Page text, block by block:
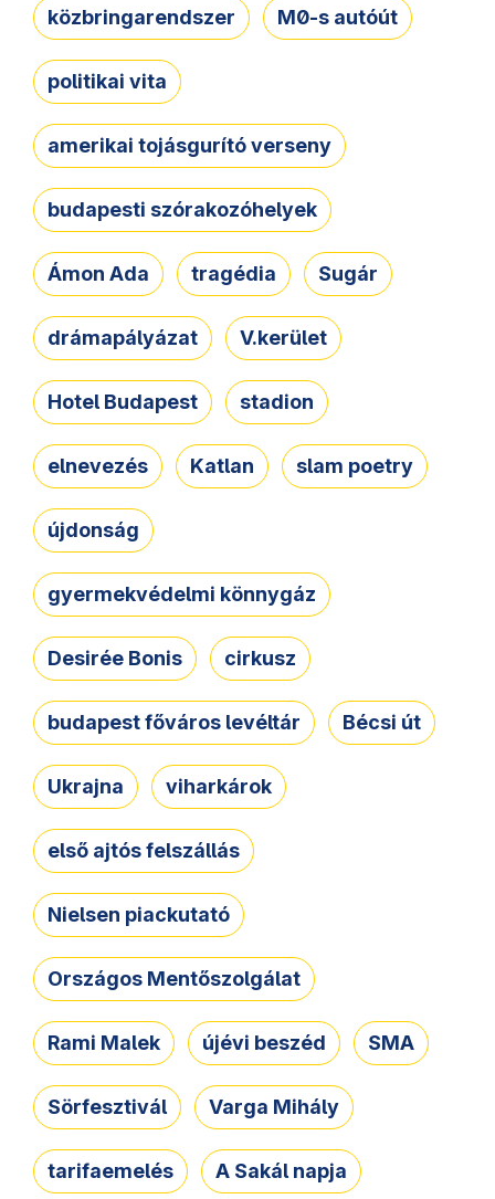
közbringarendszer M0-s autóút
politikai vita
amerikai tojásgurító verseny
budapesti szórakozóhelyek
Ámon Ada tragédia Sugár
drámapályázat V.kerület
Hotel Budapest stadion
elnevezés Katlan slam poetry
újdonság
gyermekvédelmi könnygáz
Desirée Bonis cirkusz
budapest főváros levéltár Bécsi út
Ukrajna viharkárok
első ajtós felszállás
Nielsen piackutató
Országos Mentőszolgálat
Rami Malek újévi beszéd SMA
Sörfesztivál Varga Mihály
tarifaemelés A Sakál napja